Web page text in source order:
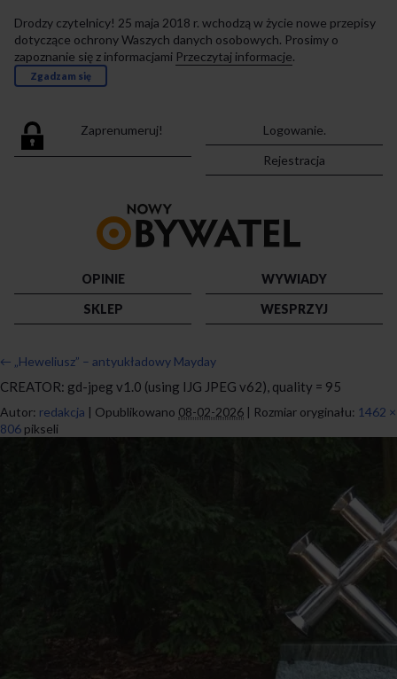
Drodzy czytelnicy! 25 maja 2018 r. wchodzą w życie nowe przepisy
dotyczące ochrony Waszych danych osobowych. Prosimy o
zapoznanie się z informacjami Przeczytaj informacje.
Zgadzam się
Zaprenumeruj!
Logowanie.
Rejestracja
strony
OPINIE
WYWIADY
SKLEP
WESPRZYJ
← „Heweliusz” – antyukładowy Mayday
CREATOR: gd-jpeg v1.0 (using IJG JPEG v62), quality = 95
Autor: redakcja | Opublikowano 08-02-2026 | Rozmiar oryginału: 1462 ×
806 pikseli